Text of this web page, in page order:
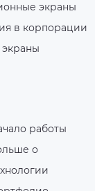
экраны
в корпорации
работы
о